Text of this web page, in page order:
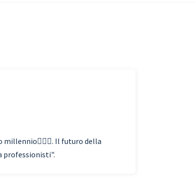
Il futuro della
professionisti".